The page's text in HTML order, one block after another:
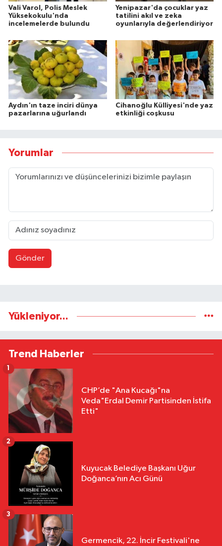
Vali Varol, Polis Meslek
Yüksekokulu'nda
incelemelerde bulundu
Yenipazar'da çocuklar yaz
tatilini akıl ve zeka
oyunlarıyla değerlendiriyor
Aydın'ın taze inciri dünya
pazarlarına uğurlandı
Cihanoğlu Külliyesi'nde yaz
etkinliği coşkusu
Yorumlar
Gönder
Yükleniyor...
Trend Haberler
CHP’de "Ana Kucağı"na
Veda"Erdal Demir Partisinden İstifa
Etti"
Kuyucak Belediye Başkanı Uğur
Doğanca’nın Acı Günü
2
Germencik, 22. İncir Festivali'ne
3